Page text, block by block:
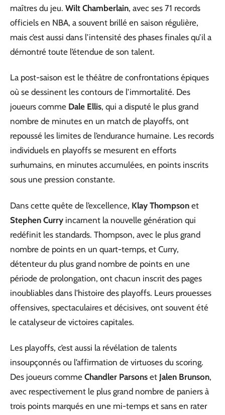
maîtres du jeu. Wilt Chamberlain, avec ses 71 records
officiels en NBA, a souvent brillé en saison régulière,
mais c’est aussi dans l’intensité des phases finales qu’il a
démontré toute l’étendue de son talent.
La post-saison est le théâtre de confrontations épiques
où se dessinent les contours de l’immortalité. Des
joueurs comme Dale Ellis, qui a disputé le plus grand
nombre de minutes en un match de playoffs, ont
repoussé les limites de l’endurance humaine. Les records
individuels en playoffs se mesurent en efforts
surhumains, en minutes accumulées, en points inscrits
sous une pression constante.
Dans cette quête de l’excellence, Klay Thompson et
Stephen Curry incarnent la nouvelle génération qui
redéfinit les standards. Thompson, avec le plus grand
nombre de points en un quart-temps, et Curry,
détenteur du plus grand nombre de points en une
période de prolongation, ont chacun inscrit des pages
inoubliables dans l’histoire des playoffs. Leurs prouesses
offensives, spectaculaires et décisives, ont souvent été
le catalyseur de victoires capitales.
Les playoffs, c’est aussi la révélation de talents
insoupçonnés ou l’affirmation de virtuoses du scoring.
Des joueurs comme Chandler Parsons et Jalen Brunson,
avec respectivement le plus grand nombre de paniers à
trois points marqués en une mi-temps et sans en rater